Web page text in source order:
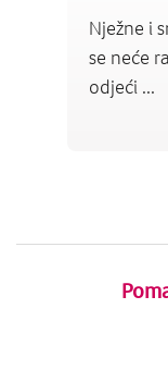
Nježne i
se neće
odjeći ...